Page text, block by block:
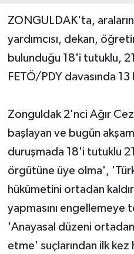
ZONGULDAK'ta,
yardımcısı, dekan,
bulunduğu 18'i tutuklu, 21
FETÖ/PDY davasında
Zonguldak 2'nci Ağır
başlayan ve bugün
duruşmada 18'i tutuklu
örgütüne üye olma',
hükümetini ortadan
yapmasını
'Anayasal düzeni
etme' suçlarından ilk kez
Yerel Yönetimler
DÜNYA